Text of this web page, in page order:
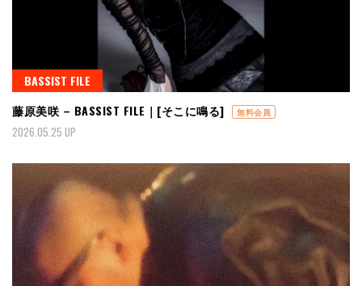
BASSIST FILE
藤原美咲 – BASSIST FILE｜[そこに鳴る]
無料会員
2026.05.25 UP